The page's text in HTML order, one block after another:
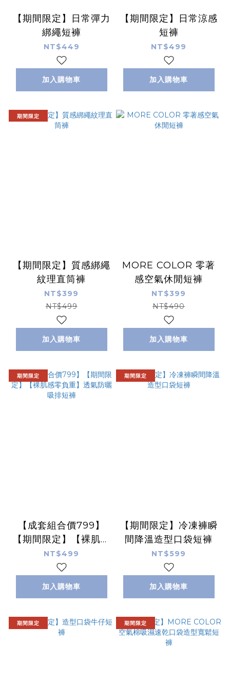
【期間限定】日常彈力
綁繩短褲
NT$449
加入購物車
【期間限定】日常涼感
短褲
NT$499
加入購物車
期間限定
【期間限定】質感綁繩
紋理直筒褲
NT$399
NT$499
加入購物車
MORE COLOR 零著
感空氣休閒短褲
NT$399
NT$490
加入購物車
期間限定
【成套組合價799】
【期間限定】【裸肌感
零負重】透氣防曬吸排
短褲
NT$499
加入購物車
期間限定
【期間限定】冷凍褲瞬
間降溫造型口袋短褲
NT$599
加入購物車
期間限定 期間限定